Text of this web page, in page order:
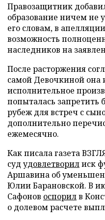
Правозащитник
образование ничем не
его словам, в
возможность
наследников на
После расторжения
самой Девочкиной она
исполнительное
попыталась
рубеж для встреч с
дополнительно
ежемесячно.
Как писала газета
суд удовлетворилиск
Аршавина об
Юлии Барановской. В
Сафонов оспорилв
о долевом расчете